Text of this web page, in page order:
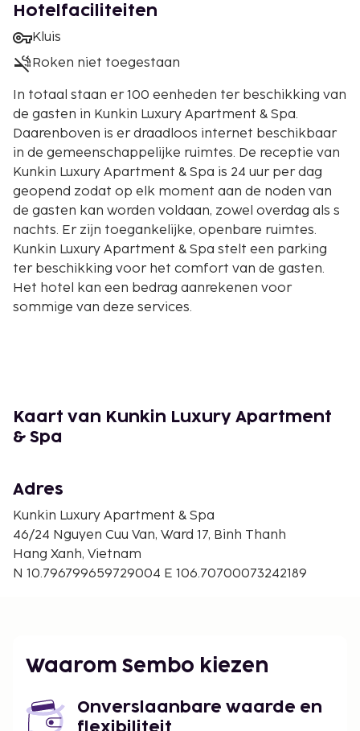
Hotelfaciliteiten
Kluis
Roken niet toegestaan
In totaal staan er 100 eenheden ter beschikking van
de gasten in Kunkin Luxury Apartment & Spa.
Daarenboven is er draadloos internet beschikbaar
in de gemeenschappelijke ruimtes. De receptie van
Kunkin Luxury Apartment & Spa is 24 uur per dag
geopend zodat op elk moment aan de noden van
de gasten kan worden voldaan, zowel overdag als s
nachts. Er zijn toegankelijke, openbare ruimtes.
Kunkin Luxury Apartment & Spa stelt een parking
ter beschikking voor het comfort van de gasten.
Het hotel kan een bedrag aanrekenen voor
sommige van deze services.
Kaart van Kunkin Luxury Apartment
& Spa
Adres
Kunkin Luxury Apartment & Spa
46/24 Nguyen Cuu Van, Ward 17, Binh Thanh
Hang Xanh, Vietnam
N 10.796799659729004 E 106.70700073242189
Waarom Sembo kiezen
Onverslaanbare waarde en
flexibiliteit